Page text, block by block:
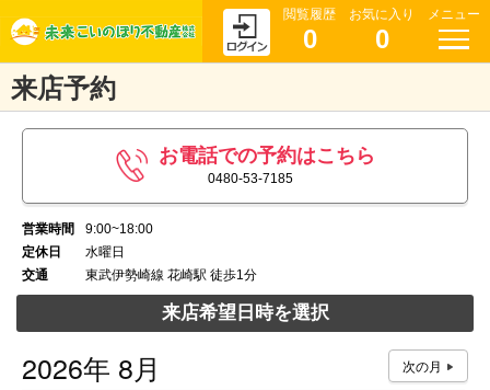
閲覧履歴
0
お気に入り
0
メニュー
来店予約
お電話での予約はこちら
0480-53-7185
営業時間
9:00~18:00
定休日
水曜日
交通
東武伊勢崎線 花崎駅 徒歩1分
来店希望日時を選択
2026年 8月